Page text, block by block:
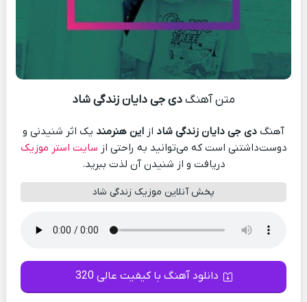
متن آهنگدی جی دایان زندگی شاد
آهنگ دی جی دایان زندگی شاد از این هنرمند یک اثر شنیدنی و
دوست‌داشتنی است که می‌توانید به راحتی از سایت استر موزیک
دریافت و از شنیدن آن لذت ببرید.
پخش آنلاین موزیک زندگی شاد
دانلود آهنگ با کیفیت عالی 320